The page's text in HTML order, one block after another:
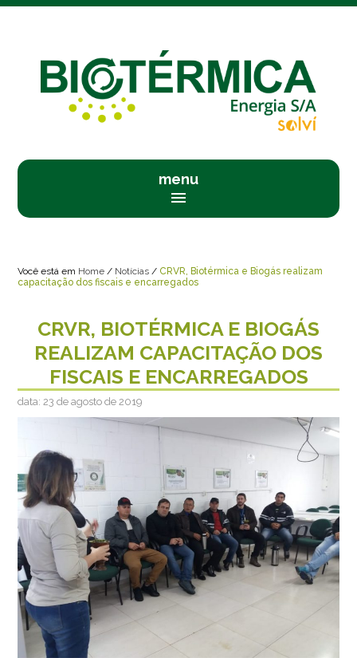
menu
menu
Você está em Home / Notícias / CRVR, Biotérmica e Biogás realizam
capacitação dos fiscais e encarregados
CRVR, BIOTÉRMICA E BIOGÁS
REALIZAM CAPACITAÇÃO DOS
FISCAIS E ENCARREGADOS
data: 23 de agosto de 2019